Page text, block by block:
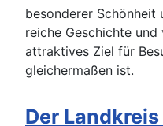
besonderer Schönheit
reiche Geschichte
attraktives Ziel für
gleichermaßen ist.
Der